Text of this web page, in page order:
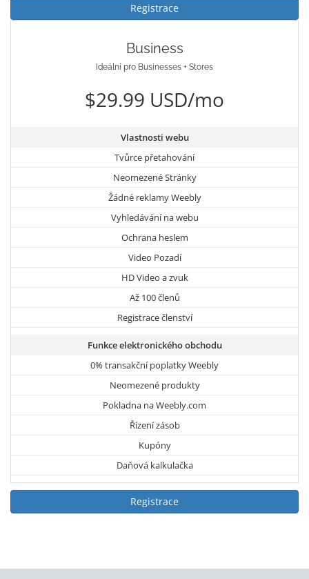
Registrace
Business
Ideální pro Businesses + Stores
$29.99 USD/mo
Vlastnosti webu
Tvůrce přetahování
Neomezené Stránky
Žádné reklamy Weebly
Vyhledávání na webu
Ochrana heslem
Video Pozadí
HD Video a zvuk
Až 100 členů
Registrace členství
Funkce elektronického obchodu
0% transakční poplatky Weebly
Neomezené produkty
Pokladna na Weebly.com
Řízení zásob
Kupóny
Daňová kalkulačka
Registrace